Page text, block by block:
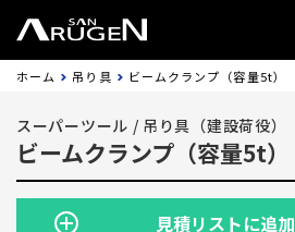
ホーム 吊り具 ビームクランプ（容量5t）
スーパーツール / 吊り具（建設荷役）
ビームクランプ（容量5t）
見積リストに追加